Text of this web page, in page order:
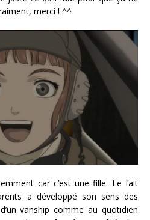
merci ! ^^
car c’est une fille. Le fait
a développé son sens des
vanship comme au quotidien